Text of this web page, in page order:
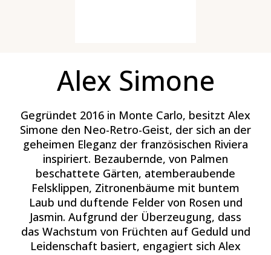
Alex Simone
Gegründet 2016 in Monte Carlo, besitzt Alex
Simone den Neo-Retro-Geist, der sich an der
geheimen Eleganz der französischen Riviera
inspiriert. Bezaubernde, von Palmen
beschattete Gärten, atemberaubende
Felsklippen, Zitronenbäume mit buntem
Laub und duftende Felder von Rosen und
Jasmin. Aufgrund der Überzeugung, dass
das Wachstum von Früchten auf Geduld und
Leidenschaft basiert, engagiert sich Alex